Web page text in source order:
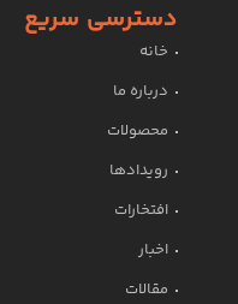
دسترسی سریع
خانه
درباره ما
محصولات
رویدادها
افتخارات
اخبار
مقالات